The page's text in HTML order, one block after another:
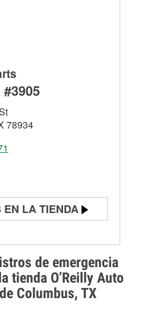
de emergencia
tienda O’Reilly Auto
Columbus, TX
78934
EN LA TIENDA
y
luz "Check Engine"